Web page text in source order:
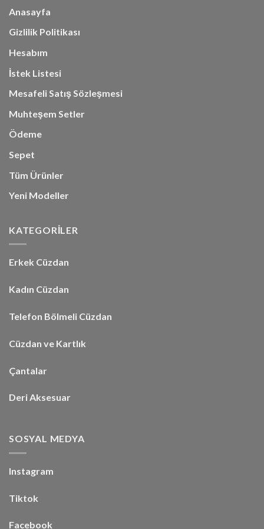
Anasayfa
Gizlilik Politikası
Hesabım
İstek Listesi
Mesafeli Satış Sözleşmesi
Muhteşem Setler
Ödeme
Sepet
Tüm Ürünler
Yeni Modeller
KATEGORİLER
Erkek Cüzdan
Kadın Cüzdan
Telefon Bölmeli Cüzdan
Cüzdan ve Kartlık
Çantalar
Deri Aksesuar
SOSYAL MEDYA
Instagram
Tiktok
Facebook